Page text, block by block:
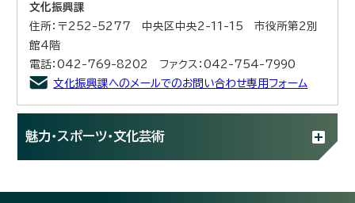
文化振興課
住所：〒252-5277 中央区中央2-11-15 市役所第2別
館4階
電話：042-769-8202 ファクス：042-754-7990
文化振興課へのメールでのお問い合わせ専用フォーム
魅力・スポーツ・文化芸術